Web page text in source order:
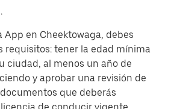
App en Cheektowaga, debes
requisitos: tener la edad mínima
ciudad, al menos un año de
y aprobar una revisión de
que deberás